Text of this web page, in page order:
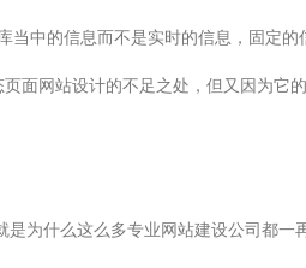
当中的信息而不是实时的信息，固定的
面网站设计的不足之处，但又因为它
为什么这么多专业网站建设公司都一